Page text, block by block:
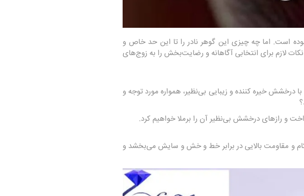
است. اما چه چیزی این گوهر نادر را تا این حد خاص و
لازم برای انتخابی آگاهانه و رضایت‌بخش را به زوج‌های
درخشش خیره کننده و زیبایی بی‌نظیر، همواره مورد توجه و
و رازهای درخشش بی‌نظیر آن را برملا خواهیم کرد.
و مقاومت بالایی در برابر خط و خش و سایش می‌بخشد و